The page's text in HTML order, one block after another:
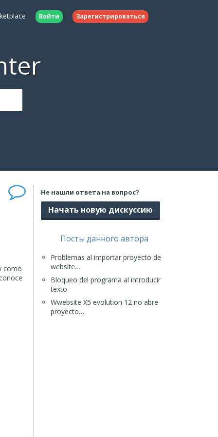
Войти Зарегистрироваться
como
Не нашли ответа на вопрос?
Начать новую дискуссию
Посты данного автора
Problemas al importar proyecto de
website…
Bloqueo del programa al introducir
texto
Wwebsite X5 evolution 12 no abre
proyecto…